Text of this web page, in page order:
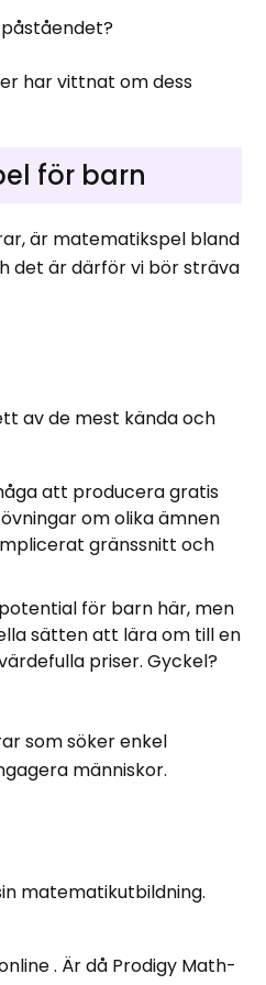
har vittnat om dess
för barn
är matematikspel bland
det är därför vi bör sträva
av de mest kända och
att producera gratis
om olika ämnen
gränssnitt och
för barn här, men
sätten att lära om till en
priser. Gyckel?
som söker enkel
människor.
matematikutbildning.
. Är då Prodigy Math-